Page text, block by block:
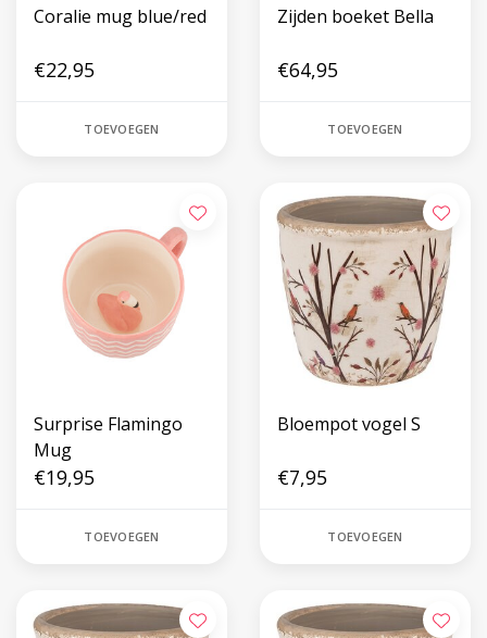
Coralie mug blue/red
€22,95
TOEVOEGEN
Zijden boeket Bella
€64,95
TOEVOEGEN
Surprise Flamingo
Mug
€19,95
TOEVOEGEN
Bloempot vogel S
€7,95
TOEVOEGEN